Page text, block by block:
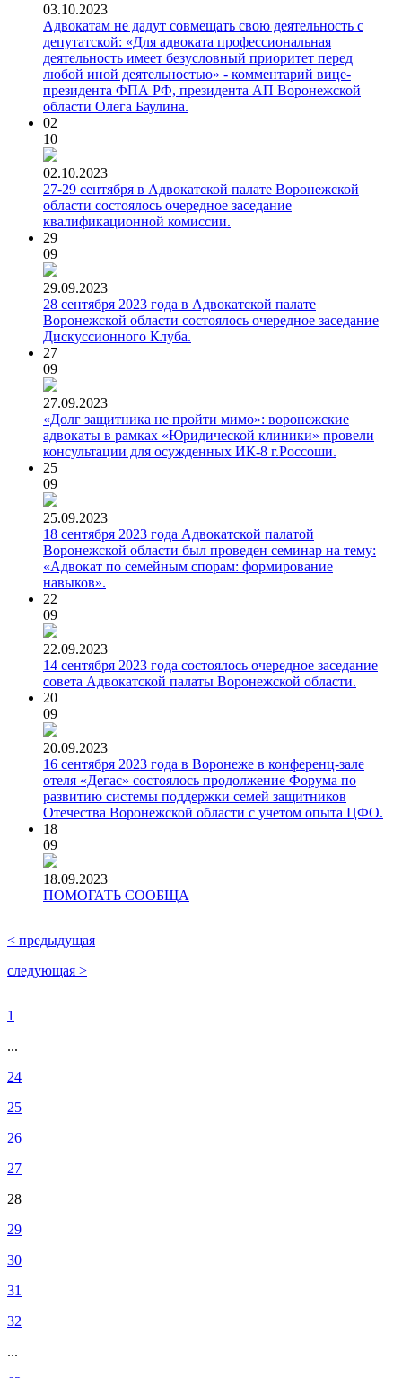
03.10.2023
Адвокатам не дадут совмещать свою деятельность с
депутатской: «Для адвоката профессиональная
деятельность имеет безусловный приоритет перед
любой иной деятельностью» - комментарий вице-
президента ФПА РФ, президента АП Воронежской
области Олега Баулина.
02
10
02.10.2023
27-29 сентября в Адвокатской палате Воронежской
области состоялось очередное заседание
квалификационной комиссии.
29
09
29.09.2023
28 сентября 2023 года в Адвокатской палате
Воронежской области состоялось очередное заседание
Дискуссионного Клуба.
27
09
27.09.2023
«Долг защитника не пройти мимо»: воронежские
адвокаты в рамках «Юридической клиники» провели
консультации для осужденных ИК-8 г.Россоши.
25
09
25.09.2023
18 сентября 2023 года Адвокатской палатой
Воронежской области был проведен семинар на тему:
«Адвокат по семейным спорам: формирование
навыков».
22
09
22.09.2023
14 сентября 2023 года состоялось очередное заседание
совета Адвокатской палаты Воронежской области.
20
09
20.09.2023
16 сентября 2023 года в Воронеже в конференц-зале
отеля «Дегас» состоялось продолжение Форума по
развитию системы поддержки семей защитников
Отечества Воронежской области с учетом опыта ЦФО.
18
09
18.09.2023
ПОМОГАТЬ СООБЩА
< предыдущая
следующая >
1
...
24
25
26
27
28
29
30
31
32
...